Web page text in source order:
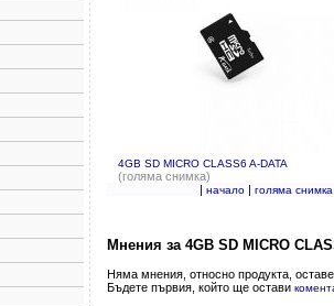
4GB SD MICRO CLASS6 A-DATA
(голяма снимка)
| начало| голяма снимка
Мнения за 4GB SD MICRO
Няма мнения, относно продукта,
Бъдете първия, който ще остави